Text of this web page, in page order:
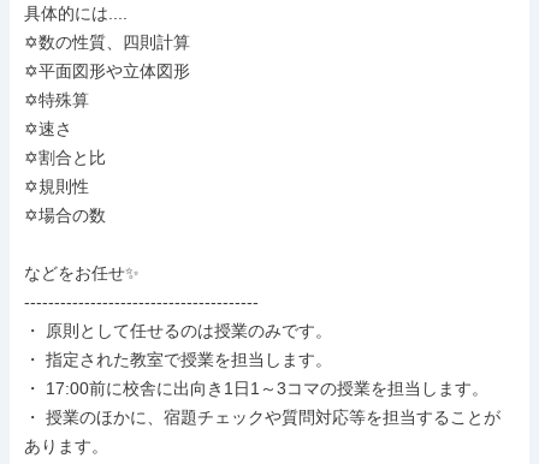
具体的には....
✡️数の性質、四則計算
✡️平面図形や立体図形
✡️特殊算
✡️速さ
✡️割合と比
✡️規則性
✡️場合の数
などをお任せ✨
---------------------------------------
・ 原則として任せるのは授業のみです。
・ 指定された教室で授業を担当します。
・ 17:00前に校舎に出向き1日1～3コマの授業を担当します。
・ 授業のほかに、宿題チェックや質問対応等を担当することが
あります。